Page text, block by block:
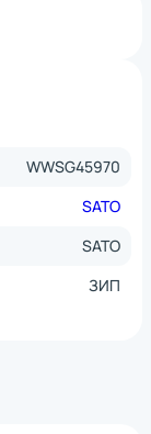
WWSG45970
SATO
SATO
ЗИП